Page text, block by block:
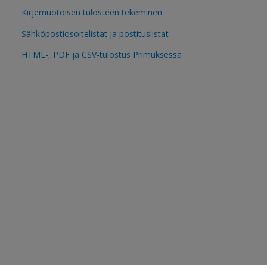
Kirjemuotoisen tulosteen tekeminen
Sähköpostiosoitelistat ja postituslistat
HTML-, PDF ja CSV-tulostus Primuksessa